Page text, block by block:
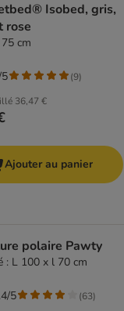
Isobed, gris,
rose
cm
36,47 €
(9)
Ajouter au panier
polaire Pawty
: L 100 x l 70 cm
5 (63)